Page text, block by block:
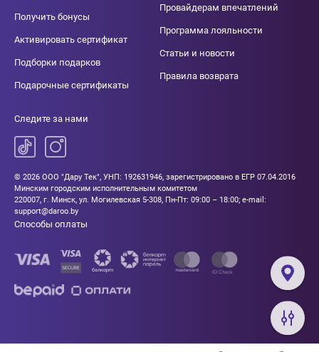
Получить бонусы
Активировать сертификат
Подборки подарков
Подарочные сертификаты
Провайдерам впечатлений
Программа лояльности
Статьи и новости
Правила возврата
Следите за нами
© 2026 ООО "Дару Тек", УНП: 192631946, зарегистрировано в ЕГР 07.04.2016
Минским городским исполнительным комитетом
220007, г. Минск, ул. Могилевская 5-308, Пн-Пт: 09:00 – 18:00; e-mail:
support@daroo.by
Способы оплаты